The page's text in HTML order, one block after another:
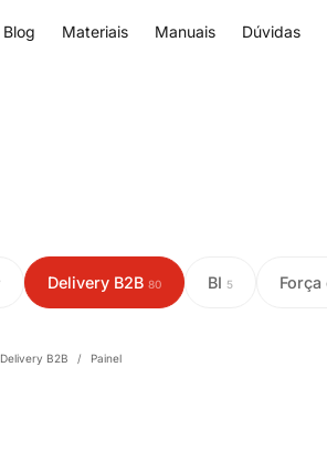
Blog Materiais Manuais Dúvidas
Delivery B2B 80 BI 5 Força
Delivery B2B / Painel